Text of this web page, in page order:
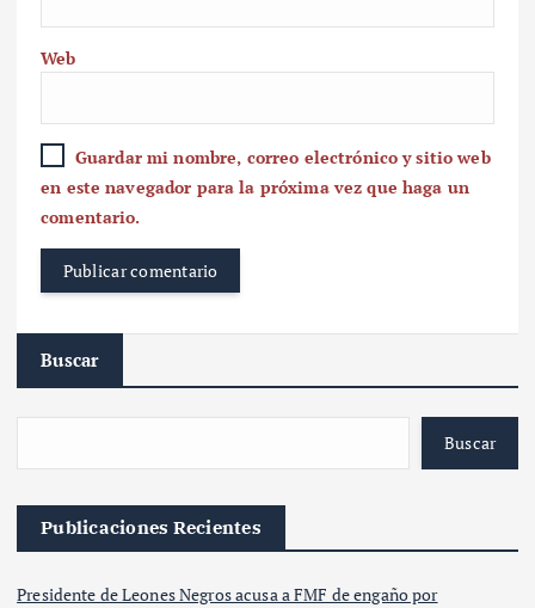
Web
Guardar mi nombre, correo electrónico y sitio web
en este navegador para la próxima vez que haga un
comentario.
Buscar
Buscar
Publicaciones Recientes
Presidente de Leones Negros acusa a FMF de engaño por